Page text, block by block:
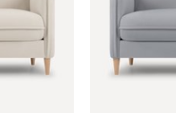
310